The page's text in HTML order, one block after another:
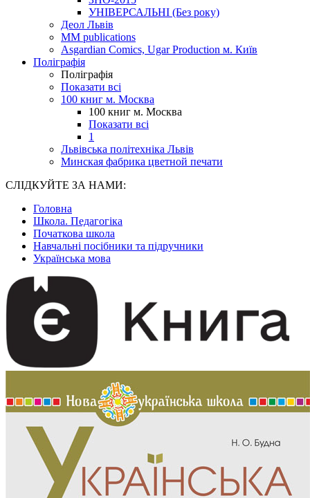
УНІВЕРСАЛЬНІ (Без року)
Деол Львів
MM publications
Asgardian Comics, Ugar Production м. Київ
Поліграфія
Поліграфія
Показати всі
100 книг м. Москва
100 книг м. Москва
Показати всі
1
Львівська політехніка Львів
Минская фабрика цветной печати
СЛІДКУЙТЕ ЗА НАМИ:
Головна
Школа. Педагогіка
Початкова школа
Навчальні посібники та підручники
Українська мова